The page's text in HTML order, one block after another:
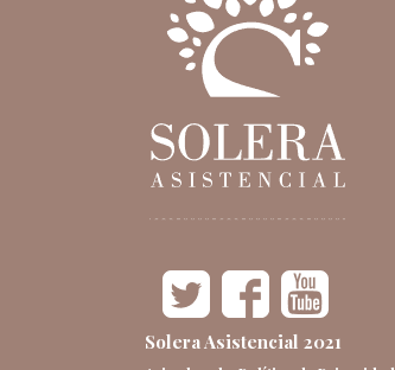
Solera Asistencial 2021